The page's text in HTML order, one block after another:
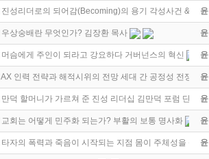
진성리더로의 되어감(Becoming)의 용기 각성사건 & 고
우상숭배란 무엇인가? 김장환 목사
머슴에게 주인이 되라고 강요하다 거버넌스의 혁신
AX 인력 전략과 해적시위의 전망 세대 간 공정성 전쟁
만덕 할머니가 가르쳐 준 진성 리더십 김만덕 포럼 단상
교회는 어떻게 민주화 되는가? 부활의 보통 명사화
타자의 폭력과 죽음이 시작되는 지점 몸이 주체성을 상실